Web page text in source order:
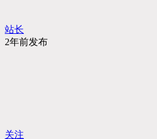
站长
2年前发布
关注